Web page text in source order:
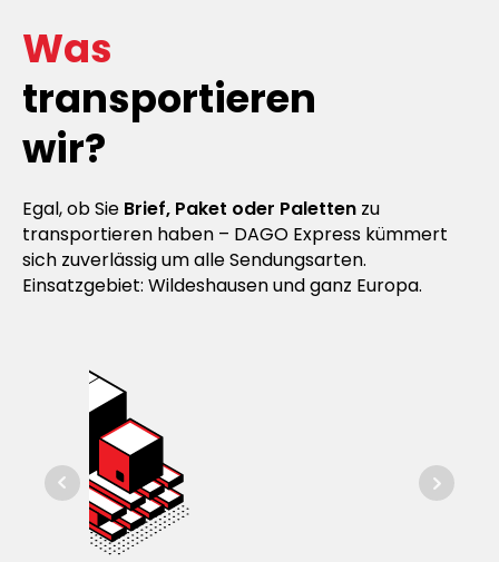
Was
transportieren
wir?
Egal, ob Sie Brief, Paket oder Paletten zu
transportieren haben – DAGO Express kümmert
sich zuverlässig um alle Sendungsarten.
Einsatzgebiet: Wildeshausen und ganz Europa.